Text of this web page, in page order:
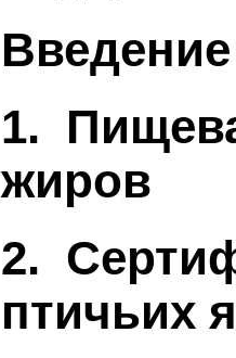
Введение
1.
жиров
2.
птичьих